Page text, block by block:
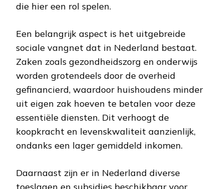
die hier een rol spelen.
Een belangrijk aspect is het uitgebreide
sociale vangnet dat in Nederland bestaat.
Zaken zoals gezondheidszorg en onderwijs
worden grotendeels door de overheid
gefinancierd, waardoor huishoudens minder
uit eigen zak hoeven te betalen voor deze
essentiële diensten. Dit verhoogt de
koopkracht en levenskwaliteit aanzienlijk,
ondanks een lager gemiddeld inkomen.
Daarnaast zijn er in Nederland diverse